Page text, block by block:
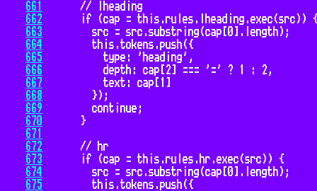
661
662
663
664
665
666
667
668
669
670
671
672
673
674
675